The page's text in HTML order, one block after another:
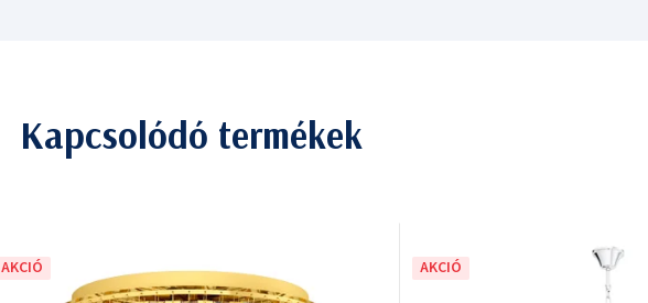
Kapcsolódó termékek
AKCIÓ AKCIÓ